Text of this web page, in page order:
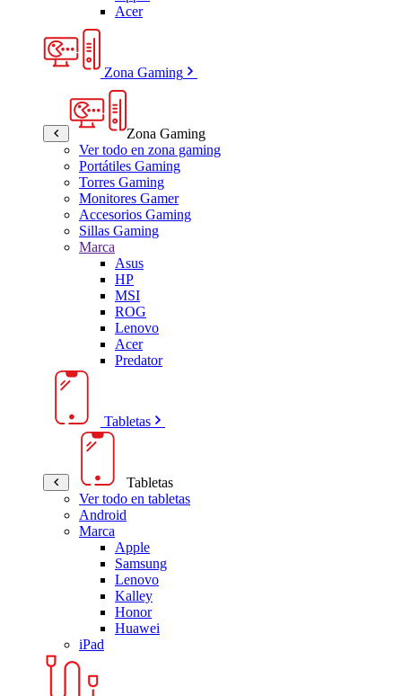
Acer
Zona Gaming
Zona Gaming
Ver todo en zona gaming
Portátiles Gaming
Torres Gaming
Monitores Gamer
Accesorios Gaming
Sillas Gaming
Marca
Asus
HP
MSI
ROG
Lenovo
Acer
Predator
Tabletas
Tabletas
Ver todo en tabletas
Android
Marca
Apple
Samsung
Lenovo
Kalley
Honor
Huawei
iPad